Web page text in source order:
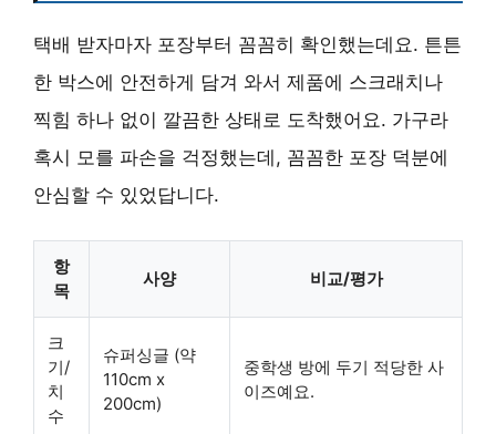
택배 받자마자 포장부터 꼼꼼히 확인했는데요. 튼튼
한 박스에 안전하게 담겨 와서 제품에 스크래치나
찍힘 하나 없이 깔끔한 상태로 도착했어요. 가구라
혹시 모를 파손을 걱정했는데, 꼼꼼한 포장 덕분에
안심할 수 있었답니다.
항
목
사양 비교/평가
크
기/
치
수
슈퍼싱글 (약
110cm x
200cm)
중학생 방에 두기 적당한 사
이즈예요.